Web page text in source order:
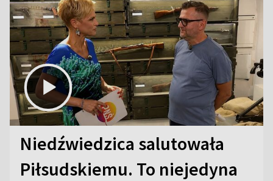
Niedźwiedzica salutowała
Piłsudskiemu. To niejedyna